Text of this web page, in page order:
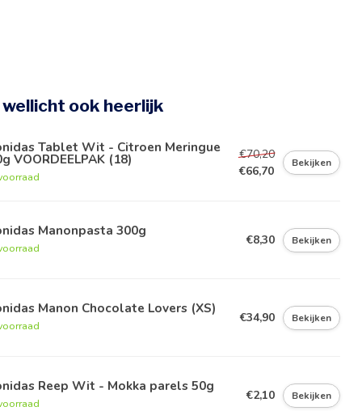
wellicht ook heerlijk
Tablet Wit - Citroen Meringue
VOORDEELPAK (18)
€70,20
€66,70
Bekijken
Manonpasta 300g
€8,30 Bekijken
Manon Chocolate Lovers (XS)
€34,90 Bekijken
Reep Wit - Mokka parels 50g
€2,10 Bekijken